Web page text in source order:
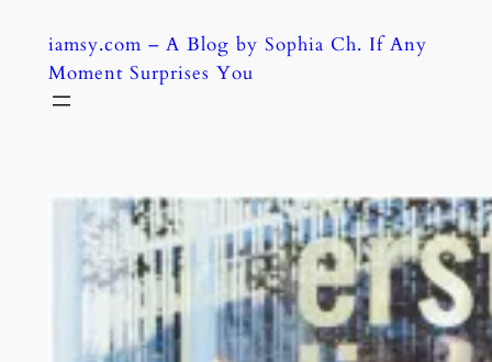
content
iamsy.com – A Blog by Sophia Ch. If Any
Moment Surprises You